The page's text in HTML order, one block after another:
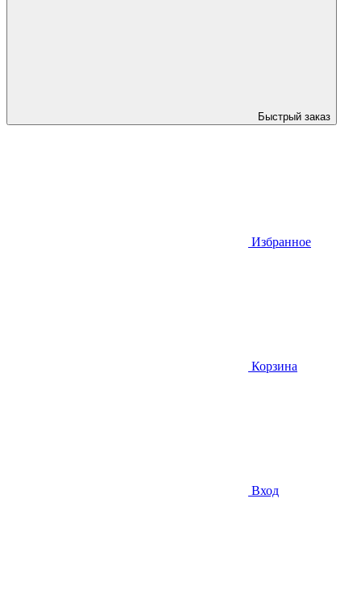
Быстрый заказ
Избранное
Корзина
Вход